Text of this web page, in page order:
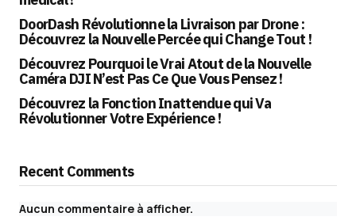
DoorDash Révolutionne la Livraison par Drone :
Découvrez la Nouvelle Percée qui Change Tout !
Découvrez Pourquoi le Vrai Atout de la Nouvelle
Caméra DJI N’est Pas Ce Que Vous Pensez !
Découvrez la Fonction Inattendue qui Va
Révolutionner Votre Expérience !
Recent Comments
Aucun commentaire à afficher.